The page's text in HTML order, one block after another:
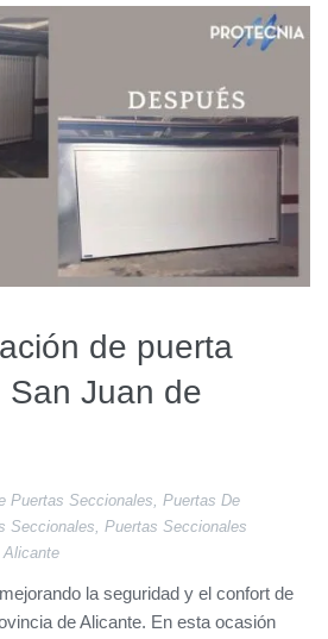
de puerta
San Juan de
Puertas Seccionales
Puertas De
Seccionales, Puertas Seccionales
Alicante
la seguridad y el confort de
de Alicante. En esta ocasión